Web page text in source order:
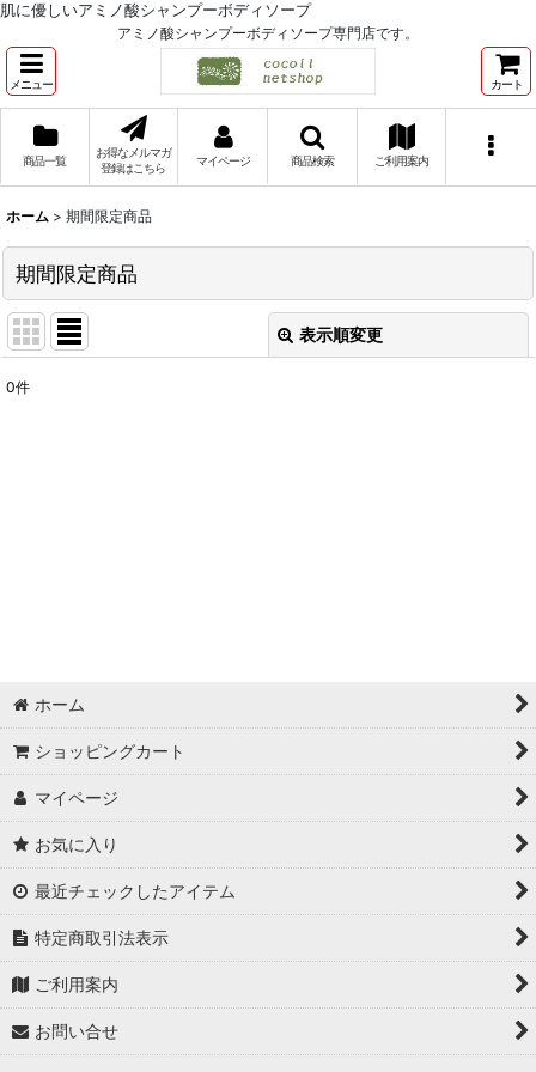
肌に優しいアミノ酸シャンプーボディソープ
アミノ酸シャンプーボディソープ専門店です。
メニュー カート
商品一覧
お得なメルマガ
登録はこちら
マイページ 商品検索 ご利用案内
ホーム > 期間限定商品
期間限定商品
表示順変更
0件
ホーム
ショッピングカート
マイページ
お気に入り
最近チェックしたアイテム
特定商取引法表示
ご利用案内
お問い合せ